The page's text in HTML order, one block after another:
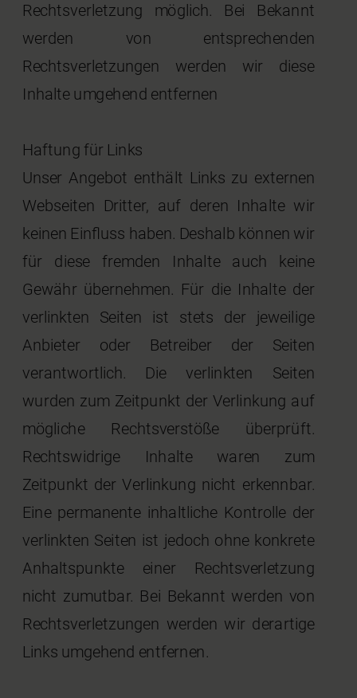
Rechtsverletzung möglich. Bei Bekannt
werden von entsprechenden
Rechtsverletzungen werden wir diese
Inhalte umgehend entfernen
Haftung für Links
Unser Angebot enthält Links zu externen
Webseiten Dritter, auf deren Inhalte wir
keinen Einfluss haben. Deshalb können wir
für diese fremden Inhalte auch keine
Gewähr übernehmen. Für die Inhalte der
verlinkten Seiten ist stets der jeweilige
Anbieter oder Betreiber der Seiten
verantwortlich. Die verlinkten Seiten
wurden zum Zeitpunkt der Verlinkung auf
mögliche Rechtsverstöße überprüft.
Rechtswidrige Inhalte waren zum
Zeitpunkt der Verlinkung nicht erkennbar.
Eine permanente inhaltliche Kontrolle der
verlinkten Seiten ist jedoch ohne konkrete
Anhaltspunkte einer Rechtsverletzung
nicht zumutbar. Bei Bekannt werden von
Rechtsverletzungen werden wir derartige
Links umgehend entfernen.